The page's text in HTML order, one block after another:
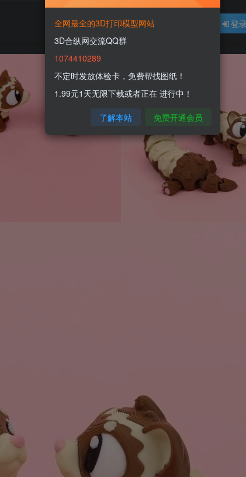
登
全网最全的3D打印模型网站
3D合纵网交流QQ群
1074410289
不定时发放体验卡，免费帮找图纸！
1.99元1天无限下载或者正在 进行中！
了解本站 免费开通会员